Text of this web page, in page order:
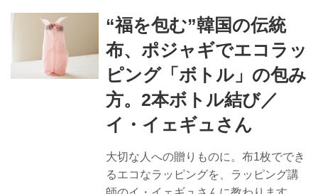
“福を包む”韓国の伝統
布、ポジャギでエコラッ
ピング「ボトル」の包み
方。2本ボトル結び／
イ・イェギュさん
大切な人への贈りものに。布1枚ででき
るエコなラッピングを、ラッピング講